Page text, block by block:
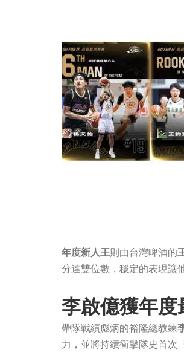
年度新人王則由台灣啤酒的
分達雙位數，穩定的表現讓
李啟億獲年
帶隊戰績彪炳的裕隆總教練
力，並將持續衝擊隊史首次